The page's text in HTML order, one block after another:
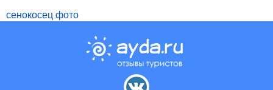
сенокосец фото